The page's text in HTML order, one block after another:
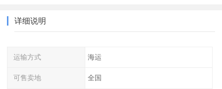
详细说明
运输方式 海运
可售卖地 全国